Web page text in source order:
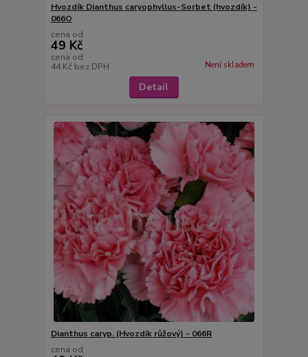
Hvozdík Dianthus caryophyllus-Sorbet (hvozdík) -
066O
cena od
49 Kč
cena od
44 Kč bez DPH Není skladem
Detail
Dianthus caryp. (Hvozdík růžový) - 066R
cena od